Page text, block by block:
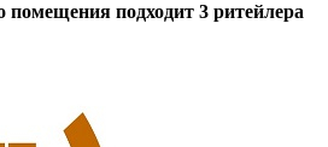
подходит 3 ритейлера